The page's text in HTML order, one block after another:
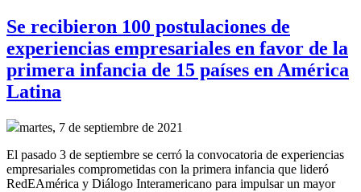
Se recibieron 100 postulaciones de
experiencias empresariales en favor de la
primera infancia de 15 países en América
Latina
martes, 7 de septiembre de 2021
El pasado 3 de septiembre se cerró la convocatoria de experiencias
empresariales comprometidas con la primera infancia que lideró
RedEAmérica y Diálogo Interamericano para impulsar un mayor